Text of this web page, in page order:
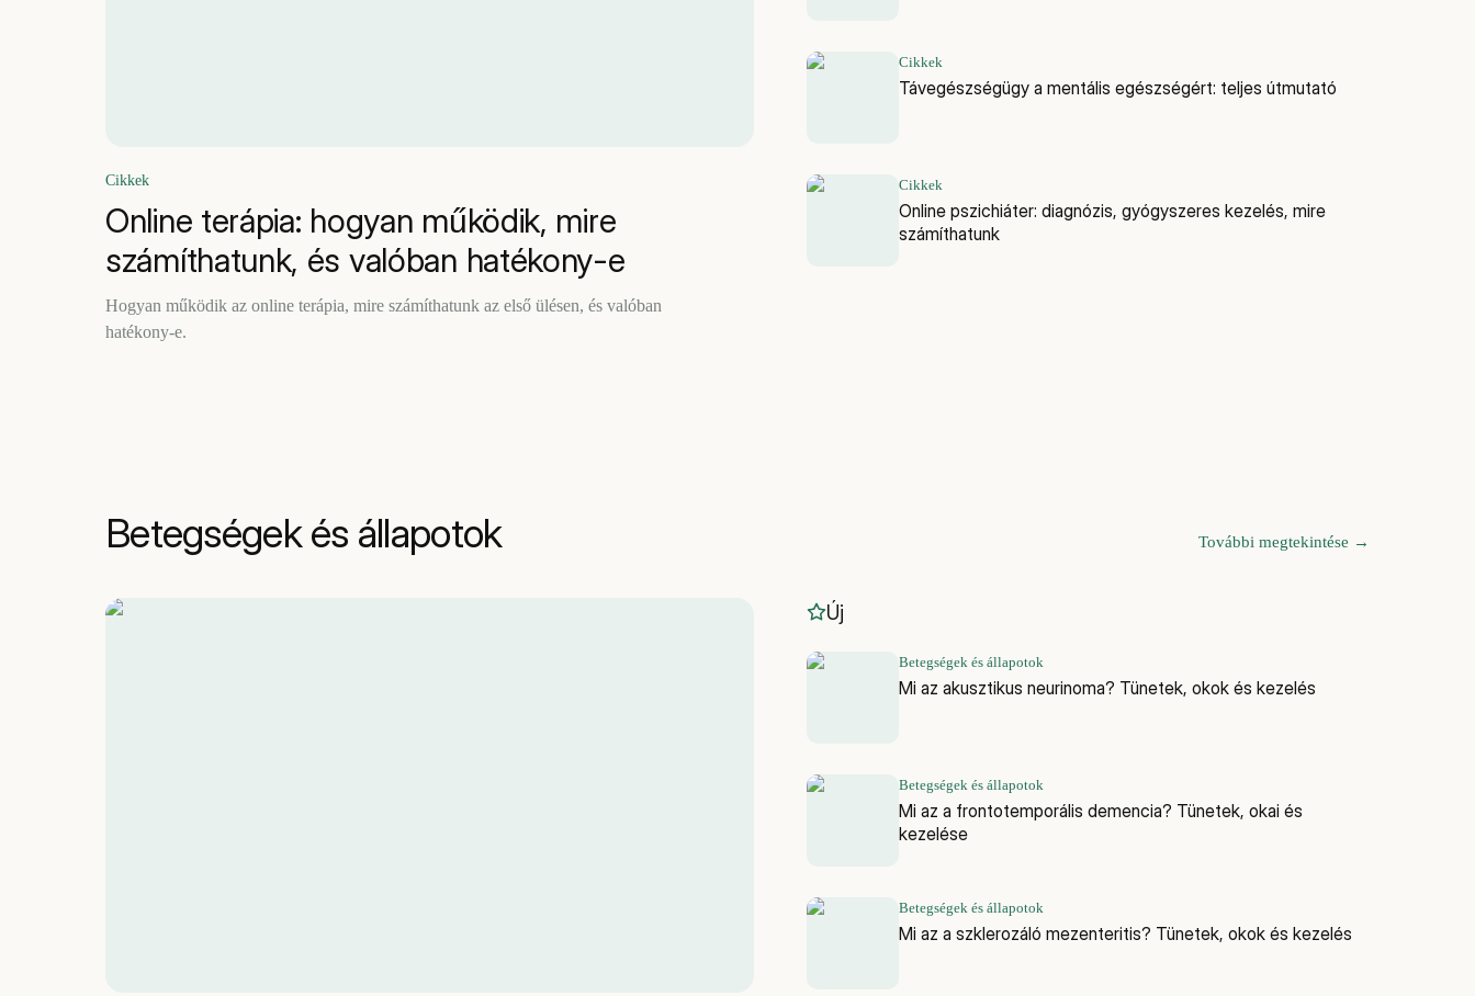
Cikkek
Online terápia: hogyan működik, mire
számíthatunk, és valóban hatékony-e
Hogyan működik az online terápia, mire számíthatunk az első ülésen, és valóban
hatékony-e.
Cikkek
Távegészségügy a mentális egészségért: teljes útmutató
Cikkek
Online pszichiáter: diagnózis, gyógyszeres kezelés, mire
számíthatunk
Betegségek és állapotok További megtekintése →
Új
Betegségek és állapotok
Mi az akusztikus neurinoma? Tünetek, okok és kezelés
Betegségek és állapotok
Mi az a frontotemporális demencia? Tünetek, okai és
kezelése
Betegségek és állapotok
Mi az a szklerozáló mezenteritis? Tünetek, okok és kezelés